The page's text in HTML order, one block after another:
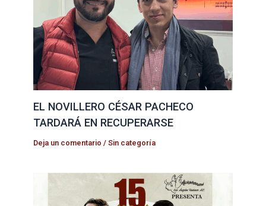
EL NOVILLERO CÉSAR PACHECO
TARDARÁ EN RECUPERARSE
Deja un comentario /Sin categoría